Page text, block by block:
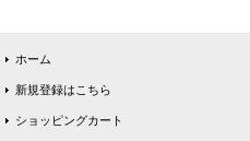
ホーム
新規登録はこちら
ショッピングカート